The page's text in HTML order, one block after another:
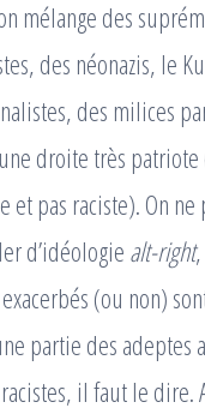
mélange des
des néonazis, le
des milices
droite très patriote
et pas raciste). On ne
d’idéologiealt-right,
(ou non)
partie des adeptes
il faut le dire.